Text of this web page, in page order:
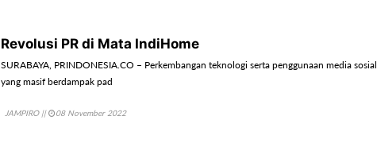
Revolusi PR di Mata IndiHome
SURABAYA, PRINDONESIA.CO – Perkembangan teknologi serta penggunaan media sosial
yang masif berdampak pad
JAMPIRO|| 08 November 2022